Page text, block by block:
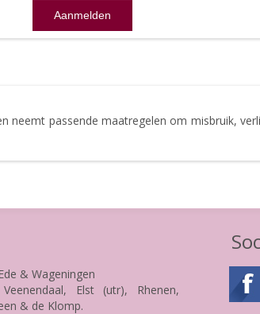
neemt passende maatregelen om misbruik,
& Wageningen
Elst (utr), Rhenen,
& de Klomp.